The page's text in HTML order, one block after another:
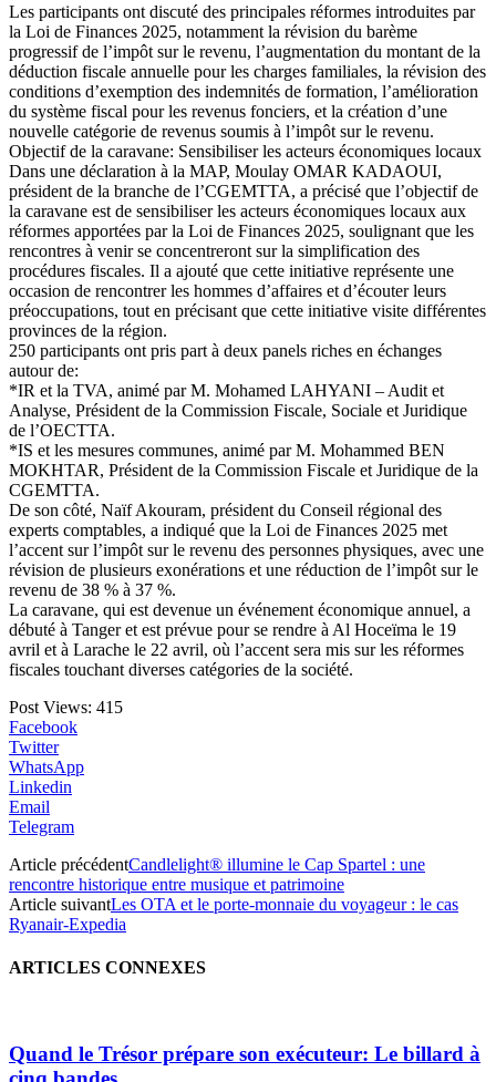
Les participants ont discuté des principales réformes introduites par
la Loi de Finances 2025, notamment la révision du barème
progressif de l’impôt sur le revenu, l’augmentation du montant de la
déduction fiscale annuelle pour les charges familiales, la révision des
conditions d’exemption des indemnités de formation, l’amélioration
du système fiscal pour les revenus fonciers, et la création d’une
nouvelle catégorie de revenus soumis à l’impôt sur le revenu.
Objectif de la caravane: Sensibiliser les acteurs économiques locaux
Dans une déclaration à la MAP, Moulay OMAR KADAOUI,
président de la branche de l’CGEMTTA, a précisé que l’objectif de
la caravane est de sensibiliser les acteurs économiques locaux aux
réformes apportées par la Loi de Finances 2025, soulignant que les
rencontres à venir se concentreront sur la simplification des
procédures fiscales. Il a ajouté que cette initiative représente une
occasion de rencontrer les hommes d’affaires et d’écouter leurs
préoccupations, tout en précisant que cette initiative visite différentes
provinces de la région.
250 participants ont pris part à deux panels riches en échanges
autour de:
*IR et la TVA, animé par M. Mohamed LAHYANI – Audit et
Analyse, Président de la Commission Fiscale, Sociale et Juridique
de l’OECTTA.
*IS et les mesures communes, animé par M. Mohammed BEN
MOKHTAR, Président de la Commission Fiscale et Juridique de la
CGEMTTA.
De son côté, Naïf Akouram, président du Conseil régional des
experts comptables, a indiqué que la Loi de Finances 2025 met
l’accent sur l’impôt sur le revenu des personnes physiques, avec une
révision de plusieurs exonérations et une réduction de l’impôt sur le
revenu de 38 % à 37 %.
La caravane, qui est devenue un événement économique annuel, a
débuté à Tanger et est prévue pour se rendre à Al Hoceïma le 19
avril et à Larache le 22 avril, où l’accent sera mis sur les réformes
fiscales touchant diverses catégories de la société.
Post Views: 415
Facebook
Twitter
WhatsApp
Linkedin
Email
Telegram
Article précédentCandlelight® illumine le Cap Spartel : une
rencontre historique entre musique et patrimoine
Article suivantLes OTA et le porte-monnaie du voyageur : le cas
Ryanair-Expedia
ARTICLES CONNEXES
Quand le Trésor prépare son exécuteur: Le billard à